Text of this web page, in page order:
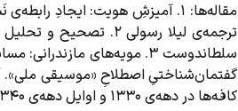
مقاله‌ها: 1. آمیزشِ هویت: ایجادِ رابطه‌ی
ترجمه‌ی لیلا رسولی
کافه‌ها در دهه‌ی 1330 و اوایل دهه‌ی 1340. مهدیس بیات